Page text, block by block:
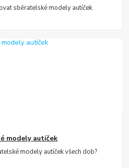
sběratelské modely autíček.
modely autíček
modely autíček všech dob?